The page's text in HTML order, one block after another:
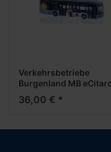
Verkehrsbetriebe
Burgenland MB
(AT)
36,00 € *